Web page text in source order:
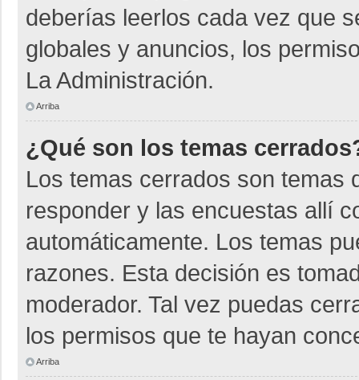
deberías leerlos cada vez que
globales y anuncios, los
La Administración.
Arriba
¿Qué son los temas
Los temas cerrados son temas
responder y las encuestas allí
automáticamente. Los temas
razones. Esta decisión es
moderador. Tal vez puedas
los permisos que te hayan
Arriba